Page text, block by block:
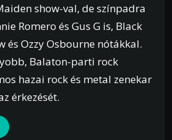
show-val, de színpadra
Romero és Gus G is, Black
és Ozzy Osbourne nótákkal.
Balaton-parti rock
hazai rock és metal zenekar
érkezését.